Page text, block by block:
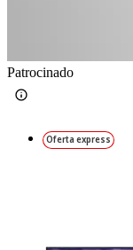
Patrocinado
Oferta express